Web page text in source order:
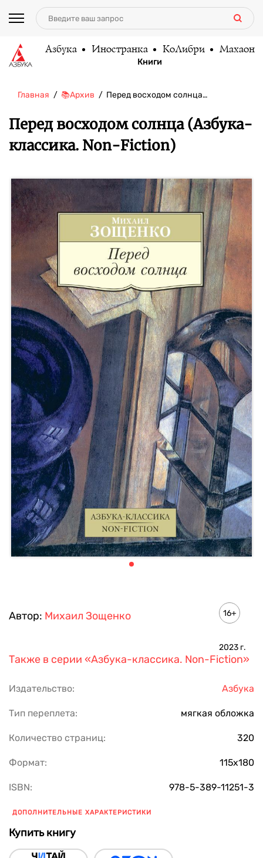
Азбука Иностранка КоЛибри Махаон
Книги
Главная 📚Архив Перед восходом солнца…
Перед восходом солнца (Азбука-
классика. Non-Fiction)
Автор: Михаил Зощенко 16+
2023 г.
Также в серии «Азбука-классика. Non-Fiction»
Издательство: Азбука
Тип переплета: мягкая обложка
Количество страниц: 320
Формат: 115х180
ISBN: 978-5-389-11251-3
ДОПОЛНИТЕЛЬНЫЕ ХАРАКТЕРИСТИКИ
Купить книгу